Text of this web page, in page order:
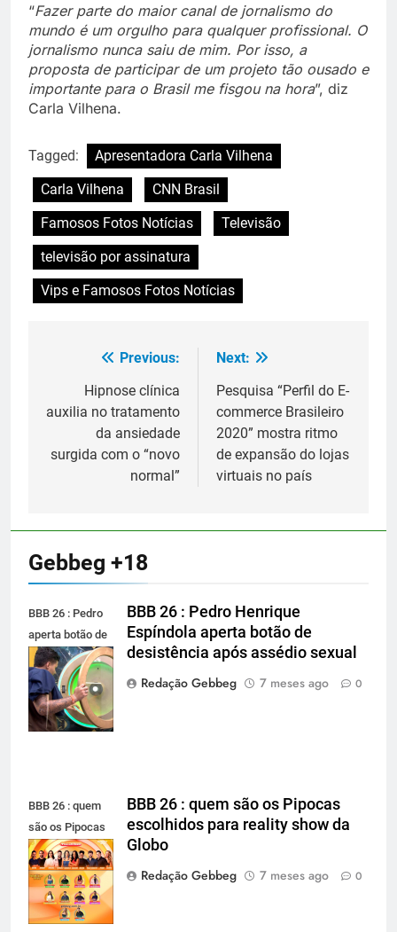
“Fazer parte do maior canal de jornalismo do
mundo é um orgulho para qualquer profissional. O
jornalismo nunca saiu de mim. Por isso, a
proposta de participar de um projeto tão ousado e
importante para o Brasil me fisgou na hora”, diz
Carla Vilhena.
Tagged:
Apresentadora Carla Vilhena
Carla Vilhena
CNN Brasil
Famosos Fotos Notícias
Televisão
televisão por assinatura
Vips e Famosos Fotos Notícias
Navegação
Previous:
Hipnose clínica
auxilia no tratamento
da ansiedade
surgida com o “novo
normal”
Next:
Pesquisa “Perfil do E-
commerce Brasileiro
2020” mostra ritmo
de expansão do lojas
virtuais no país
Gebbeg +18
BBB 26 : Pedro
aperta botão de
desistência
após assédio
sexual
BBB 26 : Pedro Henrique
Espíndola aperta botão de
desistência após assédio sexual
Redação Gebbeg
7 meses ago 0
BBB 26 : quem
são os Pipocas
escolhidos para
reality show da
Globo
BBB 26 : quem são os Pipocas
escolhidos para reality show da
Globo
Redação Gebbeg
7 meses ago 0